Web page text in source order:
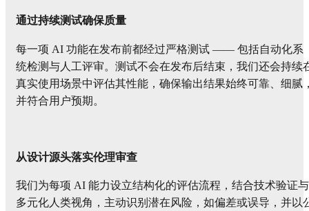
通过持续测试确保质量
每一项 AI 功能在发布前都经过严格测试 —— 包括自动化系
统检测与人工评审。测试不会在发布后结束，我们还会持续
真实使用场景中评估其性能，确保输出结果始终可靠、细腻
并符合用户预期。
从设计源头落实伦理审查
我们为每项 AI 能力设立结构化的评估流程，结合技术验证与
多元化人类视角，主动识别潜在风险，如偏差或误导，并以